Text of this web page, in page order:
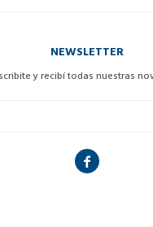
NEWSLETTER
y recibí todas nuestras
